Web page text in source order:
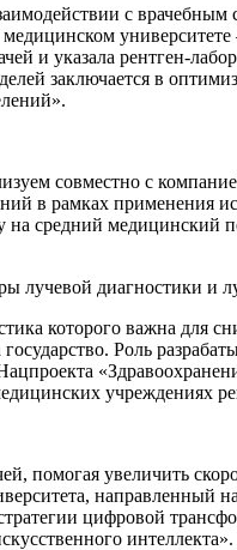
с
и указала рентген-
заключается в
совместно с
в рамках применения
на средний
лучевой диагностики
которого важна для
Роль
помогая увеличить
цифровой
интеллекта».